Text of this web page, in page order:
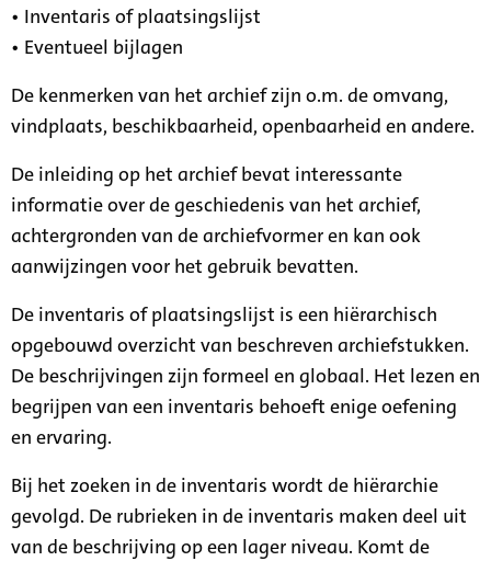
• Inventaris of plaatsingslijst
• Eventueel bijlagen
De kenmerken van het archief zijn o.m. de omvang,
vindplaats, beschikbaarheid, openbaarheid en andere.
De inleiding op het archief bevat interessante
informatie over de geschiedenis van het archief,
achtergronden van de archiefvormer en kan ook
aanwijzingen voor het gebruik bevatten.
De inventaris of plaatsingslijst is een hiërarchisch
opgebouwd overzicht van beschreven archiefstukken.
De beschrijvingen zijn formeel en globaal. Het lezen en
begrijpen van een inventaris behoeft enige oefening
en ervaring.
Bij het zoeken in de inventaris wordt de hiërarchie
gevolgd. De rubrieken in de inventaris maken deel uit
van de beschrijving op een lager niveau. Komt de